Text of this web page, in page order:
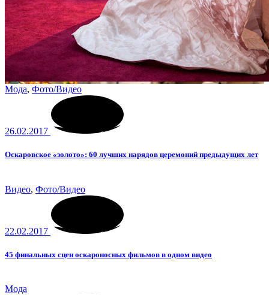
Мода, Фото/Видео
26.02.2017
Оскаровское «золото»: 60 лучших нарядов церемоний предыдущих лет
Видео, Фото/Видео
22.02.2017
45 финальных сцен оскароносных фильмов в одном видео
Мода